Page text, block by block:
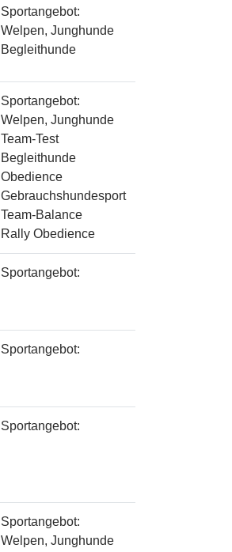
Sportangebot:
Welpen, Junghunde
Begleithunde
Sportangebot:
Welpen, Junghunde
Team-Test
Begleithunde
Obedience
Gebrauchshundesport
Team-Balance
Rally Obedience
Sportangebot:
Sportangebot:
Sportangebot:
Sportangebot:
Welpen, Junghunde